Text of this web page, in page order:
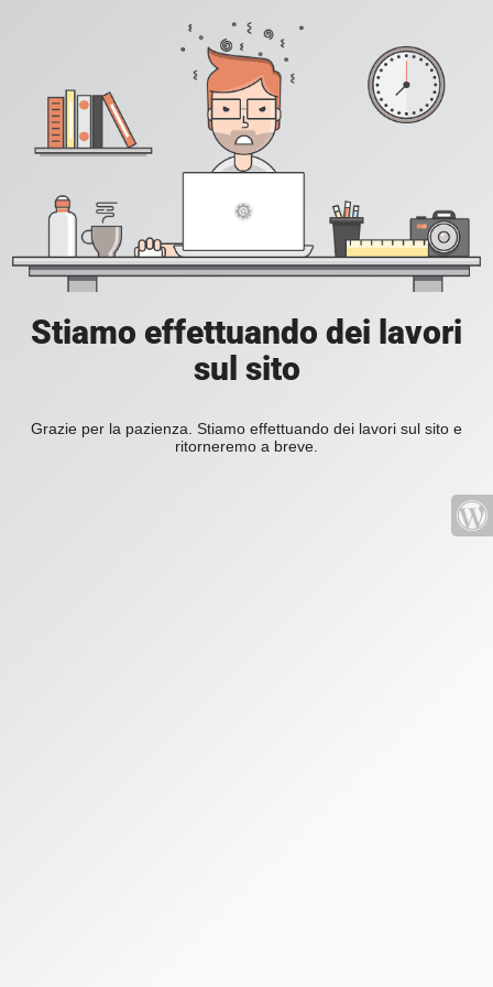
Stiamo effettuando dei lavori
sul sito
Grazie per la pazienza. Stiamo effettuando dei lavori sul sito e
ritorneremo a breve.